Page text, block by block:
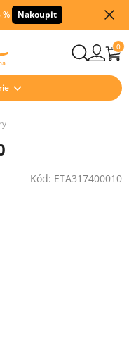
% Nakoupit
0
Kód: ETA317400010